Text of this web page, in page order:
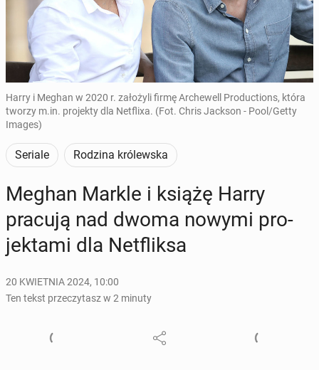
Harry i Meghan w 2020 r. założyli firmę Archewell Productions, która
tworzy m.in. projekty dla Netflixa. (Fot. Chris Jackson - Pool/Getty
Images)
Seriale Rodzina królewska
Meghan Markle i książę Harry
pracują nad dwoma nowymi pro­
jek­ta­mi dla Net­flik­sa
20 KWIETNIA 2024, 10:00
Ten tekst przeczytasz w 2 minuty